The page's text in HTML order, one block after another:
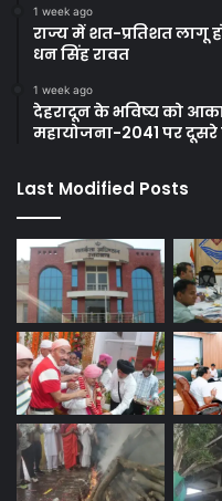
1 week ago
राज्य में शत-प्रतिशत लागू
धन सिंह रावत
1 week ago
देहरादून के भविष्य को
महायोजना-2041 पर दूसरे
Last Modified Posts